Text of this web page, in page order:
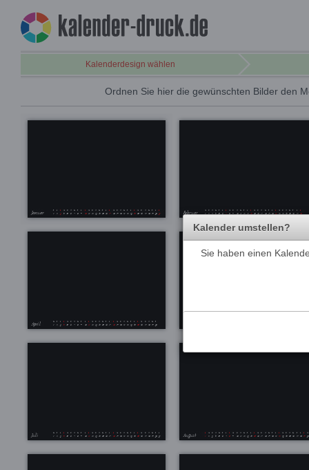
Kalenderdesign wählen
Ordnen Sie hier die gewünschten Bilder den
Kalender umstellen?
Sie haben einen